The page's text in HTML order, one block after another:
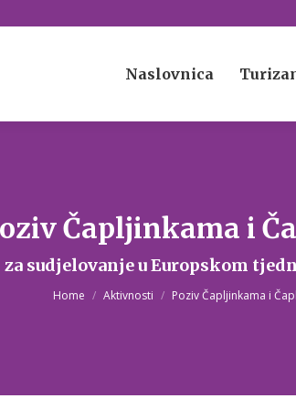
Naslovnica
Čapljinkama i
za sudjelovanje u Europskom
You are here:
Home Aktivnosti Poziv Čapljinkama i
Naslovnica